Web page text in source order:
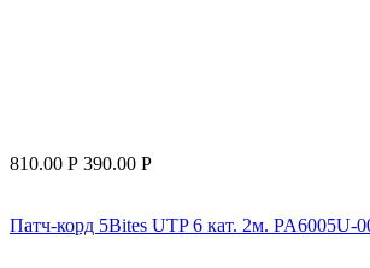
810.00 Р 390.00 Р
Патч-корд 5Bites UTP 6 кат. 2м. PA6005U-